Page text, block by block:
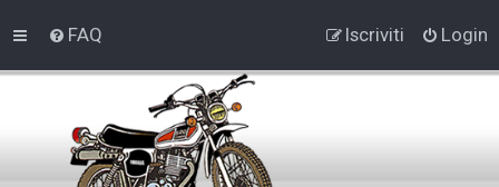
FAQ Login
Iscriviti